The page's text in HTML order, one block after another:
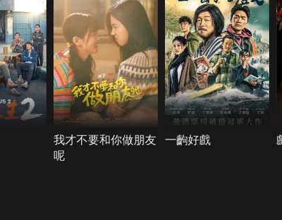
我才不要和你做朋友
呢
一齣好戲